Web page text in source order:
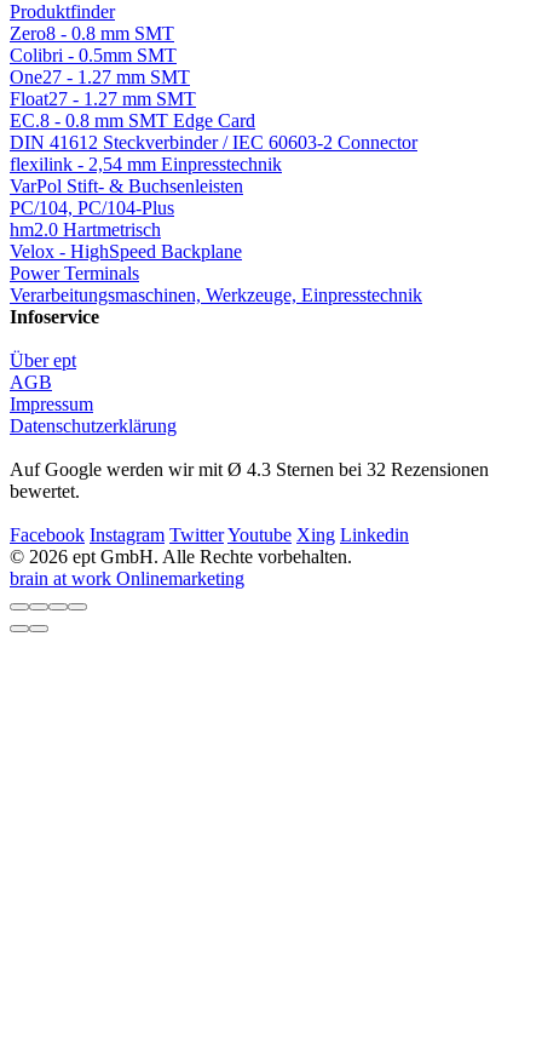
Produktfinder
Zero8 - 0.8 mm SMT
Colibri - 0.5mm SMT
One27 - 1.27 mm SMT
Float27 - 1.27 mm SMT
EC.8 - 0.8 mm SMT Edge Card
DIN 41612 Steckverbinder / IEC 60603-2 Connector
flexilink - 2,54 mm Einpresstechnik
VarPol Stift- & Buchsenleisten
PC/104, PC/104-Plus
hm2.0 Hartmetrisch
Velox - HighSpeed Backplane
Power Terminals
Verarbeitungsmaschinen, Werkzeuge, Einpresstechnik
Infoservice
Über ept
AGB
Impressum
Datenschutzerklärung
Auf Google werden wir mit Ø 4.3 Sternen bei 32 Rezensionen
bewertet.
Facebook Instagram TwitterYoutube Xing Linkedin
© 2026 ept GmbH. Alle Rechte vorbehalten.
brain at work Onlinemarketing